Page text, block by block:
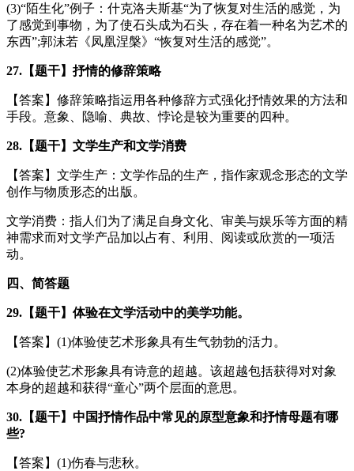
(3)“陌生化”例子：什克洛夫斯基“为了恢复对生活的感觉，为
了感觉到事物，为了使石头成为石头，存在着一种名为艺术的
东西”;郭沫若《凤凰涅槃》“恢复对生活的感觉”。
27.【题干】抒情的修辞策略
【答案】修辞策略指运用各种修辞方式强化抒情效果的方法和
手段。意象、隐喻、典故、悖论是较为重要的四种。
28.【题干】文学生产和文学消费
【答案】文学生产：文学作品的生产，指作家观念形态的文学
创作与物质形态的出版。
文学消费：指人们为了满足自身文化、审美与娱乐等方面的精
神需求而对文学产品加以占有、利用、阅读或欣赏的一项活
动。
四、简答题
29.【题干】体验在文学活动中的美学功能。
【答案】(1)体验使艺术形象具有生气勃勃的活力。
(2)体验使艺术形象具有诗意的超越。该超越包括获得对对象
本身的超越和获得“童心”两个层面的意思。
30.【题干】中国抒情作品中常见的原型意象和抒情母题有哪
些?
【答案】(1)伤春与悲秋。